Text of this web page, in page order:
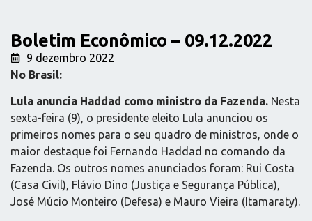
Boletim Econômico – 09.12.2022
9 dezembro 2022
No Brasil:
Lula anuncia Haddad como ministro da Fazenda. Nesta
sexta-feira (9), o presidente eleito Lula anunciou os
primeiros nomes para o seu quadro de ministros, onde o
maior destaque foi Fernando Haddad no comando da
Fazenda. Os outros nomes anunciados foram: Rui Costa
(Casa Civil), Flávio Dino (Justiça e Segurança Pública),
José Múcio Monteiro (Defesa) e Mauro Vieira (Itamaraty).